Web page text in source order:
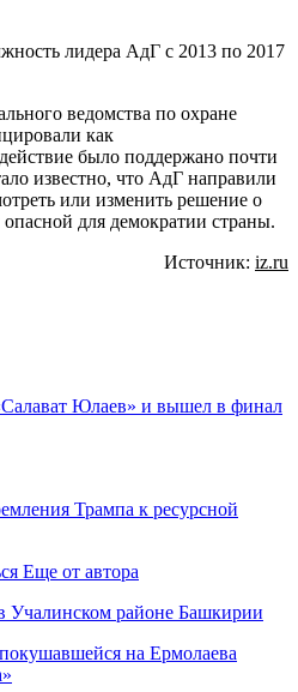
лидера АдГ с 2013 по 2017
ведомства по охране
как
было поддержано почти
известно, что АдГ направили
или изменить решение о
для демократии страны.
Источник: iz.ru
Юлаев» и вышел в финал
Трампа к ресурсной
Еще от автора
Учалинском районе Башкирии
на Ермолаева